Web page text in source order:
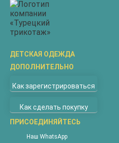
ДЕТСКАЯ ОДЕЖДА
Бриджи
Верхняя одежда
Джемперы
Жилеты
Комбинезоны
ДОПОЛНИТЕЛЬНО
Доставка
Оплата
Покупателям
Наши магазины
Как зарегистрироваться
Как сделать покупку
ПРИСОЕДИНЯЙТЕСЬ
Наш WhatsApp